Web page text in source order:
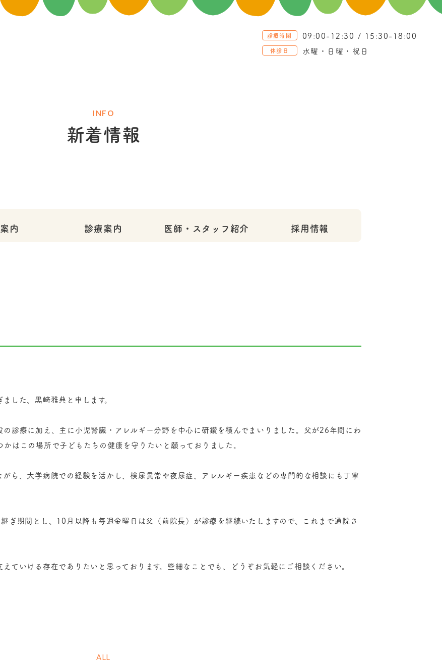
診療時間 09:00-12:30 / 15:30-18:00
休診日 水曜・日曜・祝日
INFO
新着情報
内 診療案内 医師・スタッフ紹介 採用情報
した、黒﨑雅典と申します。
診療に加え、主に小児腎臓・アレルギー分野を中心に研鑽を積んでまいりました。父が26年間にわ
はこの場所で子どもたちの健康を守りたいと願っておりました。
ら、大学病院での経験を活かし、検尿異常や夜尿症、アレルギー疾患などの専門的な相談にも丁寧
ぎ期間とし、10月以降も毎週金曜日は父（前院長）が診療を継続いたしますので、これまで通院さ
ていける存在でありたいと思っております。些細なことでも、どうぞお気軽にご相談ください。
ALL